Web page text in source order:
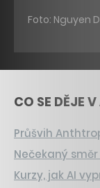
Foto: Nguyen
CO SE DĚJE V
Průšvih
Nečekaný
Kurzy, jak AI